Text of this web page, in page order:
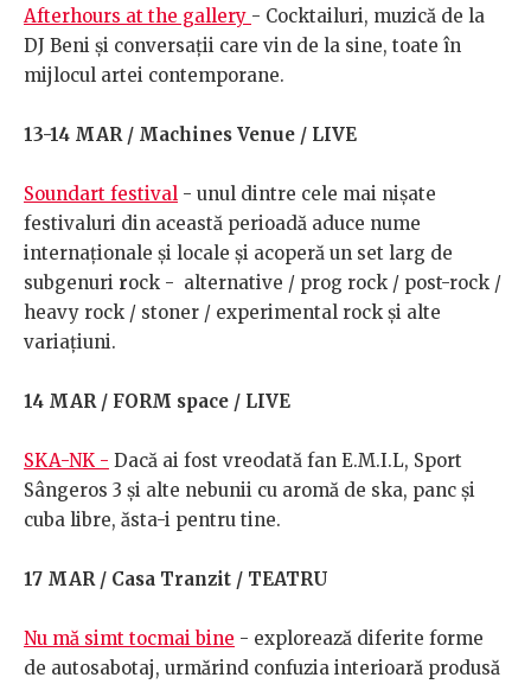
Afterhours at the gallery - Cocktailuri, muzică de la
DJ Beni și conversații care vin de la sine, toate în
mijlocul artei contemporane.
13-14 MAR / Machines Venue / LIVE
Soundart festival - unul dintre cele mai nișate
festivaluri din această perioadă aduce nume
internaționale și locale și acoperă un set larg de
subgenuri rock - alternative / prog rock / post-rock /
heavy rock / stoner / experimental rock și alte
variațiuni.
14 MAR / FORM space / LIVE
SKA-NK - Dacă ai fost vreodată fan E.M.I.L, Sport
Sângeros 3 și alte nebunii cu aromă de ska, panc și
cuba libre, ăsta-i pentru tine.
17 MAR / Casa Tranzit / TEATRU
Nu mă simt tocmai bine - explorează diferite forme
de autosabotaj, urmărind confuzia interioară produsă